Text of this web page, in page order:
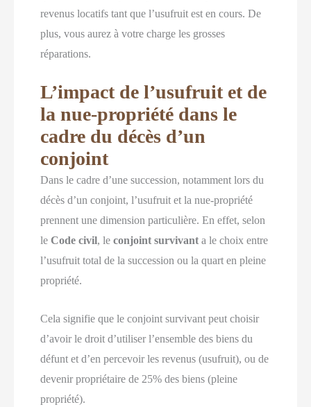
revenus locatifs tant que l’usufruit est en cours. De
plus, vous aurez à votre charge les grosses
réparations.
L’impact de l’usufruit et de
la nue-propriété dans le
cadre du décès d’un
conjoint
Dans le cadre d’une succession, notamment lors du
décès d’un conjoint, l’usufruit et la nue-propriété
prennent une dimension particulière. En effet, selon
leCode civil, leconjoint survivant a le choix entre
l’usufruit total de la succession ou la quart en pleine
propriété.
Cela signifie que le conjoint survivant peut choisir
d’avoir le droit d’utiliser l’ensemble des biens du
défunt et d’en percevoir les revenus (usufruit), ou de
devenir propriétaire de 25% des biens (pleine
propriété).